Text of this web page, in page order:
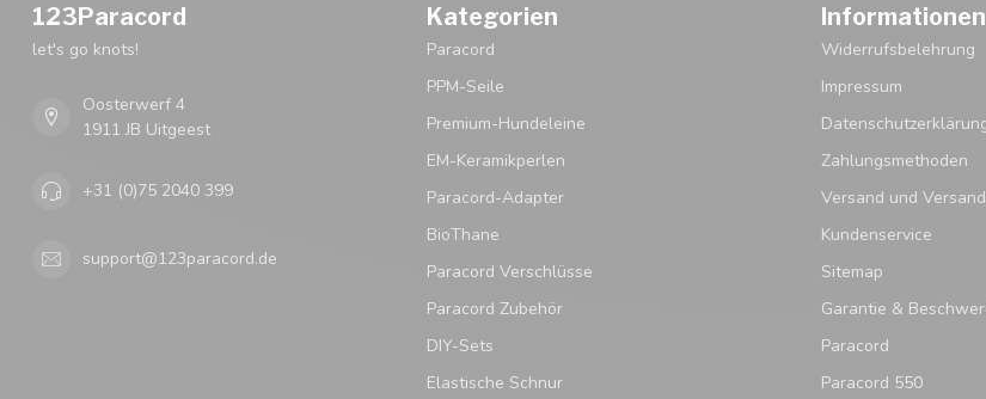
123Paracord
let's go knots!
Oosterwerf 4
1911 JB Uitgeest
+31 (0)75 2040 399
support@123paracord.de
Kategorien
Paracord
PPM-Seile
Premium-Hundeleine
EM-Keramikperlen
Paracord-Adapter
BioThane
Paracord Verschlüsse
Paracord Zubehör
DIY-Sets
Elastische Schnur
Informationen
Widerrufsbelehrung
Impressum
Zahlungsmethoden
Versand und
Kundenservice
Sitemap
Garantie &
Paracord
Paracord 550